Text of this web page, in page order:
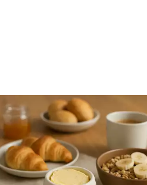
LITTLE BEE FRESH
Butterdose Französische Butterdose
aus Keramik, Keramik, (1x
Butterdose), hochwertiges Steingut
aus Deutschland
49,90 €